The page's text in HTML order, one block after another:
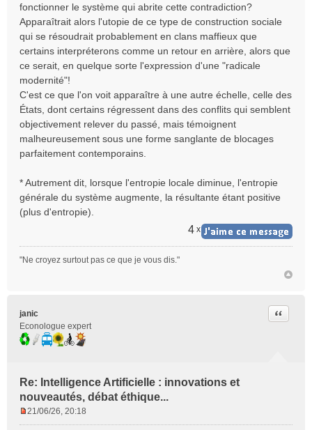
fonctionner le système qui abrite cette contradiction?
Apparaîtrait alors l'utopie de ce type de construction sociale
qui se résoudrait probablement en clans maffieux que
certains interpréterons comme un retour en arrière, alors que
ce serait, en quelque sorte l'expression d'une "radicale
modernité"!
C'est ce que l'on voit apparaître à une autre échelle, celle des
États, dont certains régressent dans des conflits qui semblent
objectivement relever du passé, mais témoignent
malheureusement sous une forme sanglante de blocages
parfaitement contemporains.
* Autrement dit, lorsque l'entropie locale diminue, l'entropie
générale du système augmente, la résultante étant positive
(plus d'entropie).
4 x
"Ne croyez surtout pas ce que je vous dis."
janic
Econologue expert
Re: Intelligence Artificielle : innovations et
nouveautés, débat éthique...
Citer
21/06/26, 20:18